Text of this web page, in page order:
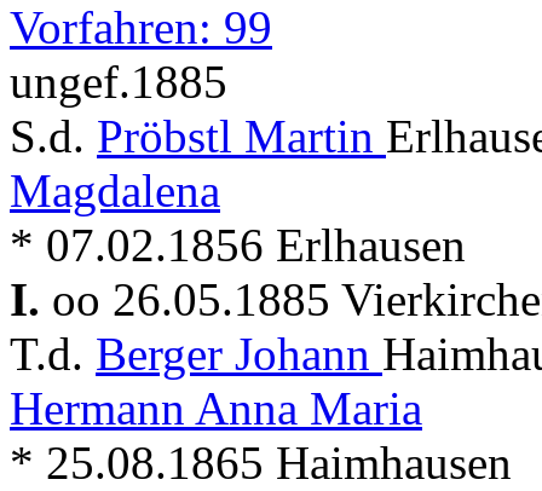
Vorfahren: 99
ungef.1885
S.d. Pröbstl Martin
Magdalena
* 07.02.1856 Erlhausen
I. oo 26.05.1885
T.d. Berger Johann
Hermann Anna Maria
* 25.08.1865 Haimhausen